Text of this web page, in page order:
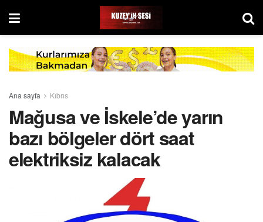
Ana sayfa Kıbrıs
Mağusa ve İskele’de yarın
bazı bölgeler dört saat
elektriksiz kalacak